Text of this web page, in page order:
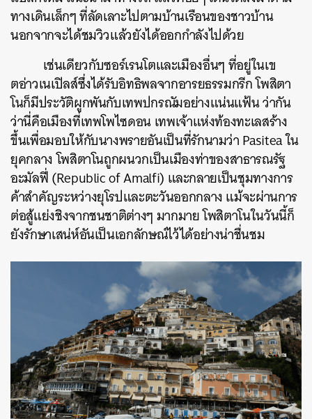
ทางเดินเล็กๆ ที่ลัดเลาะไปตามบ้านเรือนของชาวบ้าน
นอกจากจะได้ชมวิวแล้วยังได้ออกกำลังไปด้วย
เช่นเดียวกับซอร์เรนโตและเมืองอื่นๆ ที่อยู่ในเข
ตอ่าวเนเปิลส์ซึ่งได้รับอิทธิพลจากอารยธรรมกรีก โพสิตา
โนก็มีประวัติผูกพันกับเทพปกรณัมอย่างแน่นแฟ้น ว่ากัน
ว่านี่คือเมืองที่เทพโพไซดอน เทพเจ้าแห่งท้องทะเลสร้าง
ขึ้นเพื่อมอบให้กับนางพรายอันเป็นที่รักนามว่า Pasitea ใน
ยุคกลาง โพสิตาโนถูกผนวกเป็นเมืองท่าของสาธารณรัฐ
อะมัลฟี่ (Republic of Amalfi) และกลายเป็นชุมทางการ
ค้าสำคัญระหว่างยุโรปและตะวันออกกลาง แม้จะผ่านการ
ต่อสู้แย่งชิงจากชนชาติต่างๆ มากมาย โพสิตาโนในวันนี้ก็
ยังรักษาเสน่ห์อันเป็นเอกลักษณ์ไว้ได้อย่างน่าชื่นชม